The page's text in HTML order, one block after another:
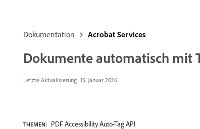
Dokumentation Acrobat Services
Dokumente automatisch mit
Letzte Aktualisierung: 15. Januar 2026
THEMEN: PDF Accessibility Auto-Tag API